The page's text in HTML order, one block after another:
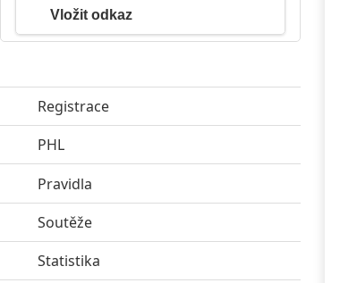
Vložit odkaz
Registrace
PHL
Pravidla
Soutěže
Statistika